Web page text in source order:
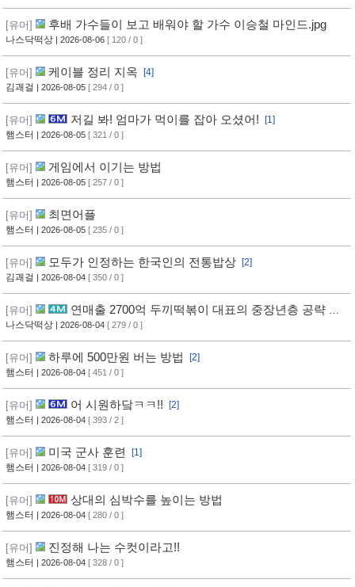
[유머] 후배 가수들이 보고 배워야 할 가수 이승철 마인드.jpg
나스닥떡상 | 2026-08-06 [ 120 / 0 ]
[유머] 케이블 정리 지옥
[4]
김괘걸
| 2026-08-05 [ 294 / 0 ]
[유머] 저길 봐! 엄마가 먹이를 잡아 오셨어!
[1]
햄스터
| 2026-08-05 [ 321 / 0 ]
[유머] 게임에서 이기는 방법
햄스터 | 2026-08-05 [ 257 / 0 ]
[유머] 최면어플
햄스터 | 2026-08-05 [ 235 / 0 ]
[유머] 모두가 인정하는 한국인의 전통밥상
[2]
김괘걸
| 2026-08-04 [ 350 / 0 ]
[유머]
연매출 2700억 두끼떡볶이 대표의 중장년층 공략 방
법
나스닥떡상 | 2026-08-04 [ 279 / 0 ]
[유머] 하루에 500만원 버는 방법
[2]
햄스터
| 2026-08-04 [ 451 / 0 ]
[유머] 어 시원하닼ㅋㅋ!!
[2]
햄스터
| 2026-08-04 [ 393 / 2 ]
[유머] 미국 군사 훈련
[1]
햄스터
| 2026-08-04 [ 319 / 0 ]
[유머] 상대의 심박수를 높이는 방법
햄스터 | 2026-08-04 [ 280 / 0 ]
[유머] 진정해 나는 수컷이라고!!
햄스터 | 2026-08-04 [ 328 / 0 ]